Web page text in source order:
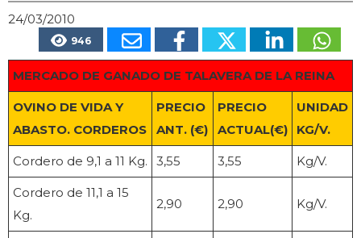
24/03/2010
946
MERCADO DE GANADO DE TALAVERA DE LA REINA
OVINO DE VIDA Y
ABASTO. CORDEROS
PRECIO
ANT. (€)
PRECIO
ACTUAL(€)
UNIDAD
KG/V.
Cordero de 9,1 a 11 Kg. 3,55 3,55 Kg/V.
Cordero de 11,1 a 15
Kg.
2,90 2,90 Kg/V.